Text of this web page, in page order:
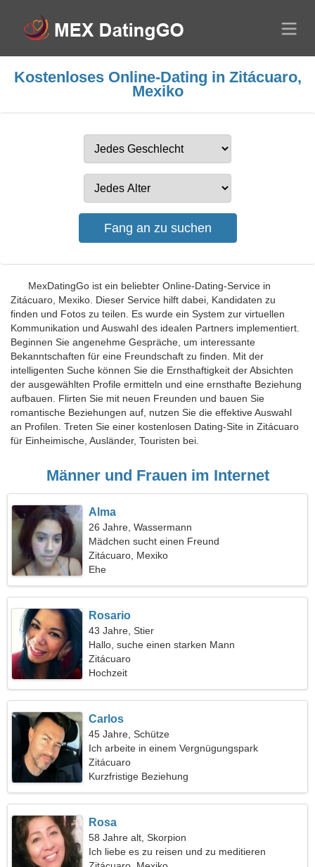
Kostenloses Online-Dating in Zitácuaro,
Mexiko
MexDatingGo ist ein beliebter Online-Dating-Service in
Zitácuaro, Mexiko. Dieser Service hilft dabei, Kandidaten zu
finden und Fotos zu teilen. Es wurde ein System zur virtuellen
Kommunikation und Auswahl des idealen Partners implementiert.
Beginnen Sie angenehme Gespräche, um interessante
Bekanntschaften für eine Freundschaft zu finden. Mit der
intelligenten Suche können Sie die Ernsthaftigkeit der Absichten
der ausgewählten Profile ermitteln und eine ernsthafte Beziehung
aufbauen. Flirten Sie mit neuen Freunden und bauen Sie
romantische Beziehungen auf, nutzen Sie die effektive Auswahl
an Profilen. Treten Sie einer kostenlosen Dating-Site in Zitácuaro
für Einheimische, Ausländer, Touristen bei.
Männer und Frauen im Internet
Alma
26 Jahre, Wassermann
Mädchen sucht einen Freund
Zitácuaro, Mexiko
Ehe
Rosario
43 Jahre, Stier
Hallo, suche einen starken Mann
Zitácuaro
Hochzeit
Carlos
45 Jahre, Schütze
Ich arbeite in einem Vergnügungspark
Zitácuaro
Kurzfristige Beziehung
Rosa
58 Jahre alt, Skorpion
Ich liebe es zu reisen und zu meditieren